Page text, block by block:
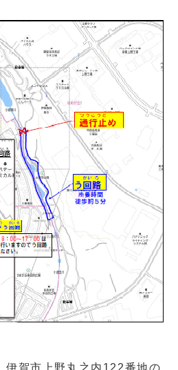
伊賀市上野丸之内122番地の